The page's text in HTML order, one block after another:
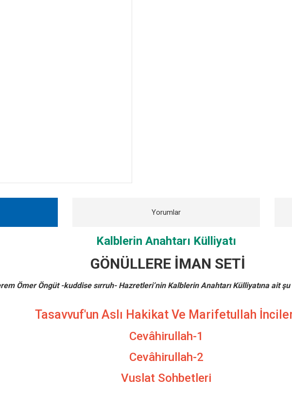
Yorumlar
Kalblerin Anahtarı Külliyatı
GÖNÜLLERE İMAN SETİ
Ömer Öngüt -kuddise sırruh- Hazretleri’nin Kalblerin Anahtarı Külliyatına ait
Tasavvuf'un Aslı Hakikat Ve Marifetullah
Cevâhirullah-1
Cevâhirullah-2
Vuslat Sohbetleri